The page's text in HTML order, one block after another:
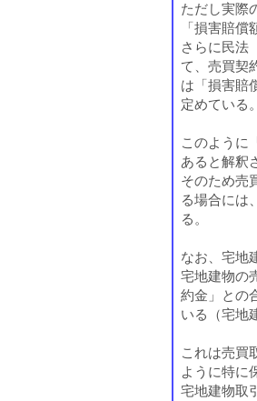
ただし実際
「損害賠
さらに民法
て、売買契
は「損害賠
定めている
このように
あると解釈
そのため売
る場合には
る。
なお、宅地
宅地建物の
約金」との
いる（宅地
これは売買
ように特に
宅地建物取